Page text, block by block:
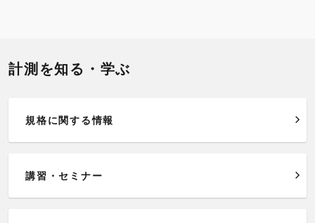
計測を知る・学ぶ
規格に関する情報
講習・セミナー